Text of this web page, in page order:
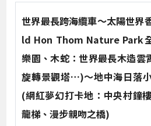
世界最長跨海纜車～太陽世界
ld Hon Thom Nature Park
樂園、木蛇：世界最長木造
旋轉景觀塔…)～地中海日落小
(網紅夢幻打卡地：中央村鐘
龍梯、漫步親吻之橋)